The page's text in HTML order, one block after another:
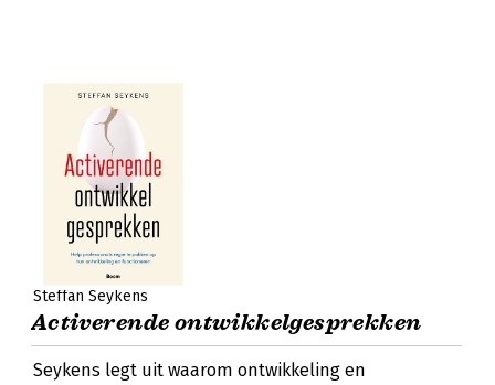
Steffan Seykens
Activerende ontwikkelgesprekken
Seykens legt uit waarom ontwikkeling en